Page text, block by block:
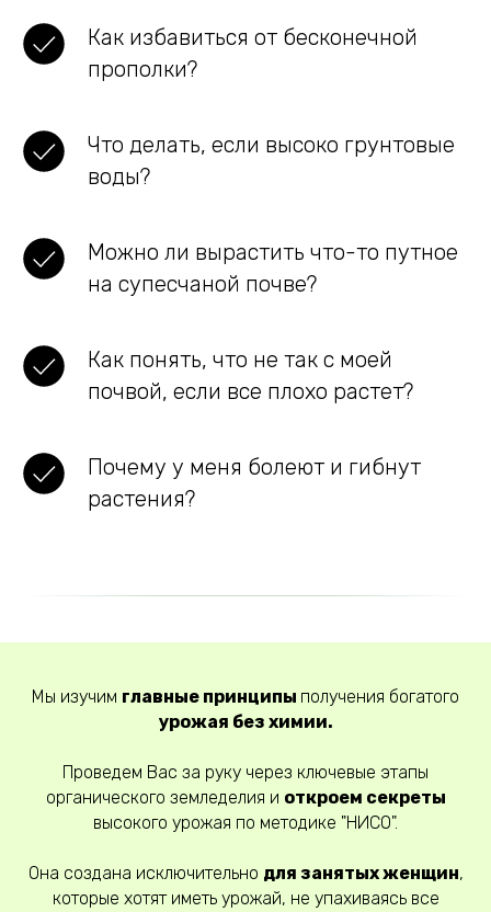
Как избавиться от бесконечной
прополки?
Что делать, если высоко грунтовые
воды?
Можно ли вырастить что-то путное
на супесчаной почве?
Как понять, что не так с моей
почвой, если все плохо растет?
Почему у меня болеют и гибнут
растения?
Мы изучим главные принципы получения богатого
урожая без химии.
Проведем Вас за руку через ключевые этапы
органического земледелия и откроем секреты
высокого урожая по методике "НИСО".
Она создана исключительно для занятых женщин,
которые хотят иметь урожай, не упахиваясь все